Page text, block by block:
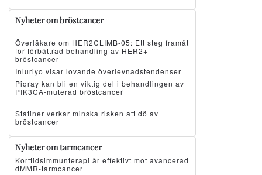
Nyheter om bröstcancer
Överläkare om HER2CLIMB-05: Ett steg framåt
för förbättrad behandling av HER2+
bröstcancer
Inluriyo visar lovande överlevnadstendenser
Piqray kan bli en viktig del i behandlingen av
PIK3CA-muterad bröstcancer
Statiner verkar minska risken att dö av
bröstcancer
Nyheter om tarmcancer
Korttidsimmunterapi är effektivt mot avancerad
dMMR-tarmcancer